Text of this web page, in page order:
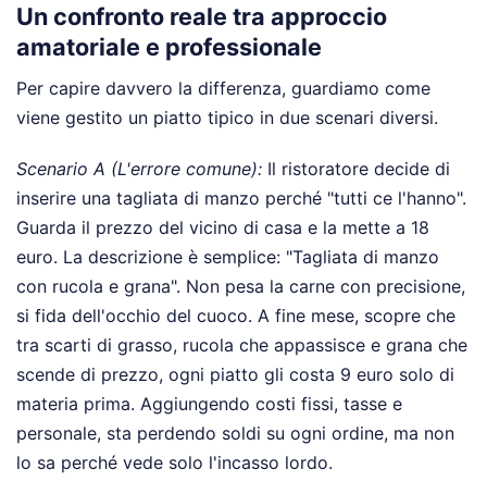
Un confronto reale tra approccio
amatoriale e professionale
Per capire davvero la differenza, guardiamo come
viene gestito un piatto tipico in due scenari diversi.
Scenario A (L'errore comune): Il ristoratore decide di
inserire una tagliata di manzo perché "tutti ce l'hanno".
Guarda il prezzo del vicino di casa e la mette a 18
euro. La descrizione è semplice: "Tagliata di manzo
con rucola e grana". Non pesa la carne con precisione,
si fida dell'occhio del cuoco. A fine mese, scopre che
tra scarti di grasso, rucola che appassisce e grana che
scende di prezzo, ogni piatto gli costa 9 euro solo di
materia prima. Aggiungendo costi fissi, tasse e
personale, sta perdendo soldi su ogni ordine, ma non
lo sa perché vede solo l'incasso lordo.